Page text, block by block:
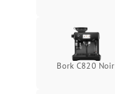
Bork C820 Noir